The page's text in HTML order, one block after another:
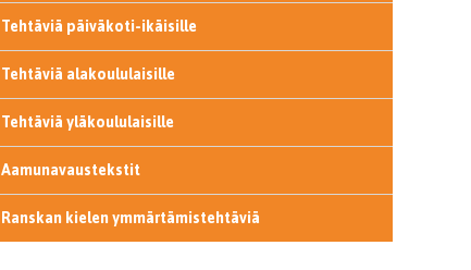
Tehtäviä päiväkoti-ikäisille
Tehtäviä alakoululaisille
Tehtäviä yläkoululaisille
Aamunavaustekstit
Ranskan kielen ymmärtämistehtäviä